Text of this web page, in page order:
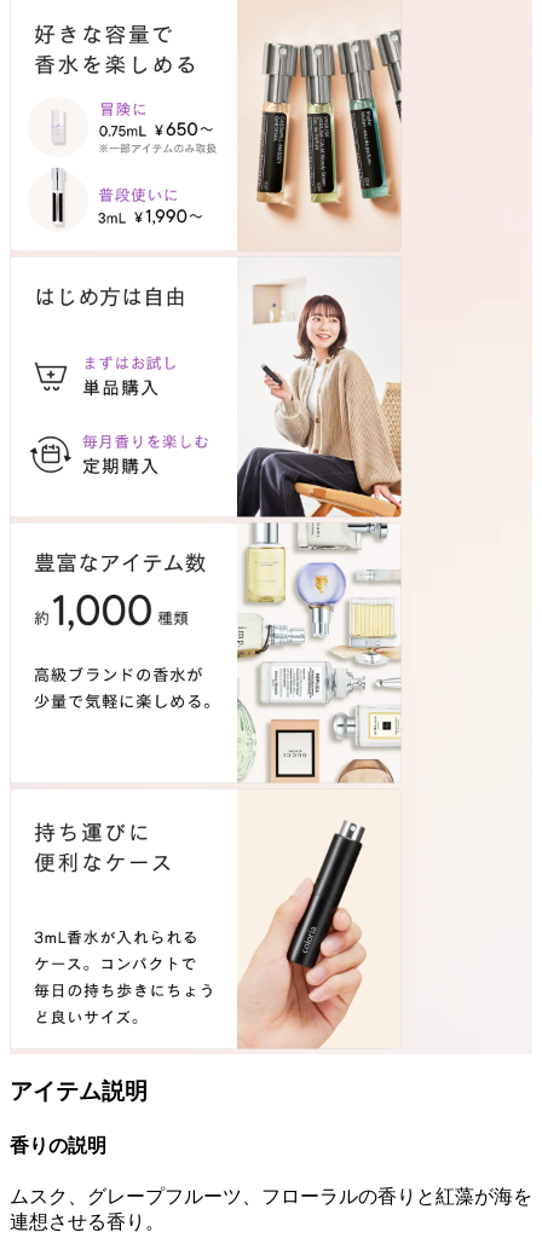
アイテム説明
香りの説明
ムスク、グレープフルーツ、フローラルの香りと紅藻が海を
連想させる香り。